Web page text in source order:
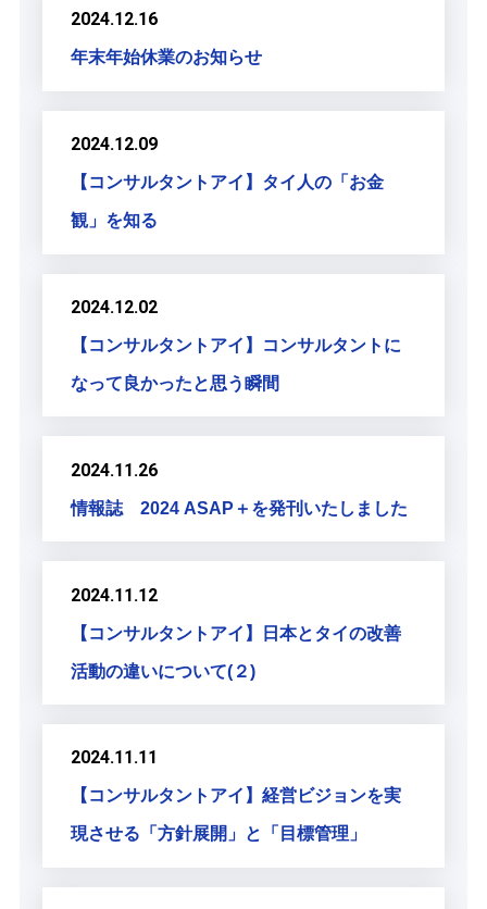
2024.12.16
年末年始休業のお知らせ
2024.12.09
【コンサルタントアイ】タイ人の「お金
観」を知る
2024.12.02
【コンサルタントアイ】コンサルタントに
なって良かったと思う瞬間
2024.11.26
情報誌 2024 ASAP＋を発刊いたしました
2024.11.12
【コンサルタントアイ】日本とタイの改善
活動の違いについて(２)
2024.11.11
【コンサルタントアイ】経営ビジョンを実
現させる「方針展開」と「目標管理」